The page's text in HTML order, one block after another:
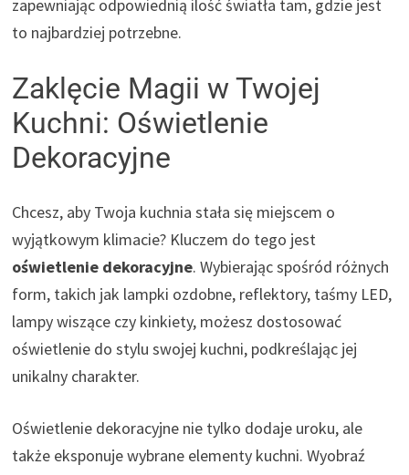
zapewniając odpowiednią ilość światła tam, gdzie jest
to najbardziej potrzebne.
Zaklęcie Magii w Twojej
Kuchni: Oświetlenie
Dekoracyjne
Chcesz, aby Twoja kuchnia stała się miejscem o
wyjątkowym klimacie? Kluczem do tego jest
oświetlenie dekoracyjne. Wybierając spośród różnych
form, takich jak lampki ozdobne, reflektory, taśmy LED,
lampy wiszące czy kinkiety, możesz dostosować
oświetlenie do stylu swojej kuchni, podkreślając jej
unikalny charakter.
Oświetlenie dekoracyjne nie tylko dodaje uroku, ale
także eksponuje wybrane elementy kuchni. Wyobraź